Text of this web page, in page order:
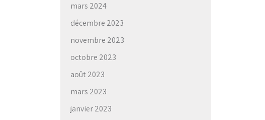
mars 2024
décembre 2023
novembre 2023
octobre 2023
août 2023
mars 2023
janvier 2023